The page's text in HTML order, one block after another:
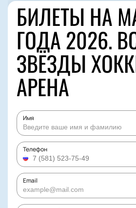
БИЛЕТЫ НА
ГОДА 2026.
ЗВЁЗДЫ
АРЕНА
Имя
Телефон
Email